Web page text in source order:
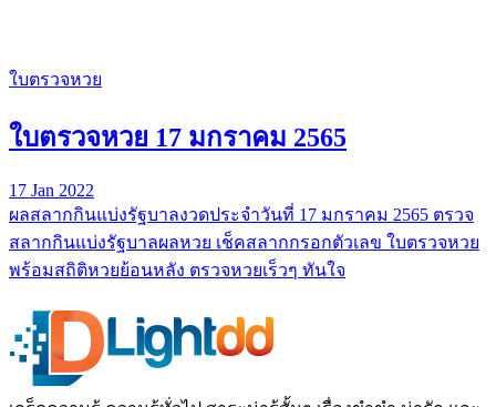
ใบตรวจหวย
ใบตรวจหวย 17 มกราคม 2565
17 Jan 2022
ผลสลากกินแบ่งรัฐบาลงวดประจำวันที่ 17 มกราคม 2565 ตรวจ
สลากกินแบ่งรัฐบาลผลหวย เช็คสลากกรอกตัวเลข ใบตรวจหวย
พร้อมสถิติหวยย้อนหลัง ตรวจหวยเร็วๆ ทันใจ